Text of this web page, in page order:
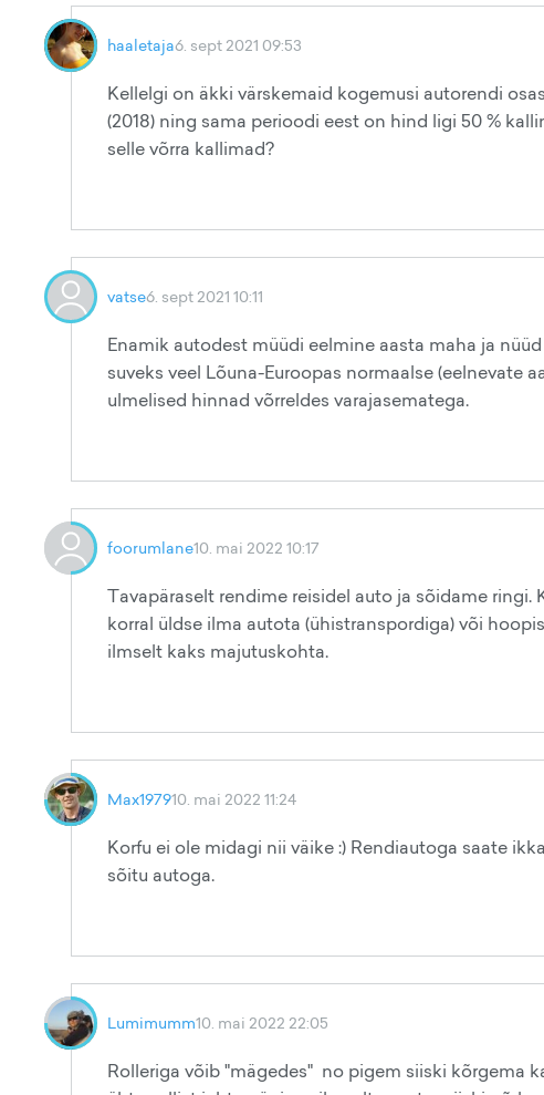
haaletaja6. sept 2021 09:53
Kellelgi on äkki värskemaid kogemusi autorendi
(2018) ning sama perioodi eest on hind ligi 50 %
selle võrra kallimad?
vatse6. sept 2021 10:11
Enamik autodest müüdi eelmine aasta maha ja
suveks veel Lõuna-Euroopas normaalse (eelnevate
ulmelised hinnad võrreldes varajasematega.
foorumlane10. mai 2022 10:17
Tavapäraselt rendime reisidel auto ja sõidame
korral üldse ilma autota (ühistranspordiga) või
ilmselt kaks majutuskohta.
Max197910. mai 2022 11:24
Korfu ei ole midagi nii väike :) Rendiautoga saate
sõitu autoga.
Lumimumm10. mai 2022 22:05
Rolleriga võib "mägedes" no pigem siiski kõrgema